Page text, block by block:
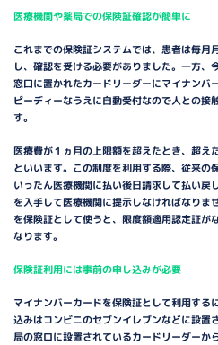
医療機関や薬局での保険証確認が簡単に
これまでの保険証システムでは、患者は毎月
し、確認を受ける必要がありました。一方
窓口に置かれたカードリーダーにマイナンバ
ピーディーなうえに自動受付なので人との接
す。
医療費が１ヵ月の上限額を超えたとき、超え
といいます。この制度を利用する際、従来の
いったん医療機関に払い後日請求して払い戻
を入手して医療機関に提示しなければなりま
を保険証として使うと、限度額適用認定証が
なります。
保険証利用には事前の申し込みが必要
マイナンバーカードを保険証として利用する
込みはコンビニのセブンイレブンなどに設置
局の窓ロに設置されているカードリーダーか